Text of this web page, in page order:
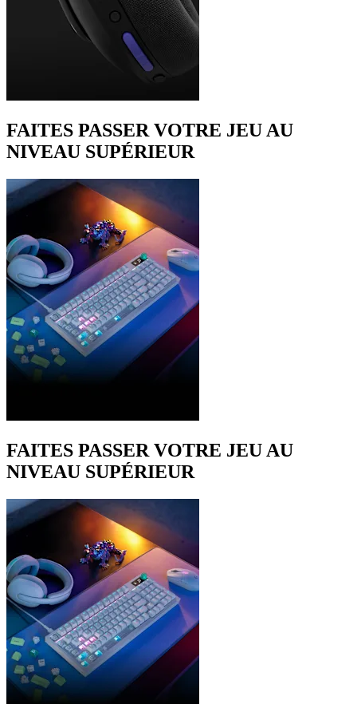
FAITES PASSER VOTRE JEU AU
NIVEAU SUPÉRIEUR
FAITES PASSER VOTRE JEU AU
NIVEAU SUPÉRIEUR